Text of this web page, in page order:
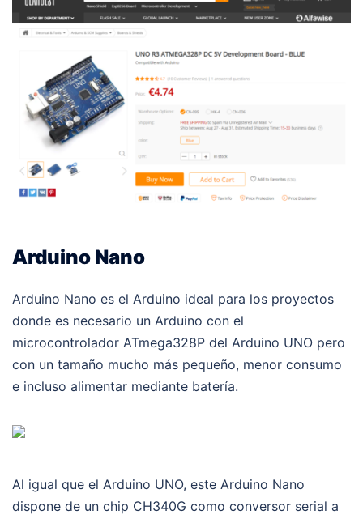
Arduino Nano
Arduino Nano es el Arduino ideal para los proyectos
donde es necesario un Arduino con el
microcontrolador ATmega328P del Arduino UNO pero
con un tamaño mucho más pequeño, menor consumo
e incluso alimentar mediante batería.
Al igual que el Arduino UNO, este Arduino Nano
dispone de un chip CH340G como conversor serial a